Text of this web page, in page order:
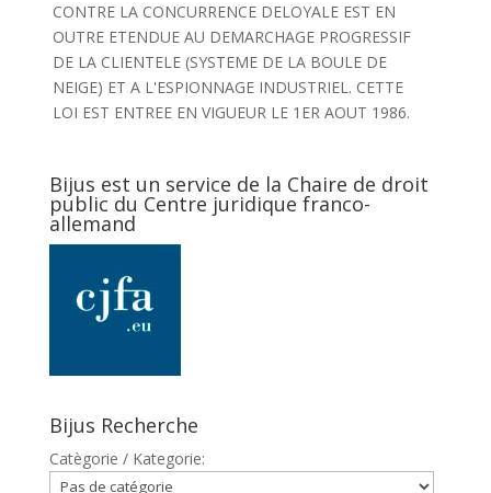
CONTRE LA CONCURRENCE DELOYALE EST EN
OUTRE ETENDUE AU DEMARCHAGE PROGRESSIF
DE LA CLIENTELE (SYSTEME DE LA BOULE DE
NEIGE) ET A L'ESPIONNAGE INDUSTRIEL. CETTE
LOI EST ENTREE EN VIGUEUR LE 1ER AOUT 1986.
Bijus est un service de la Chaire de droit
public du Centre juridique franco-
allemand
Bijus Recherche
Catègorie / Kategorie: